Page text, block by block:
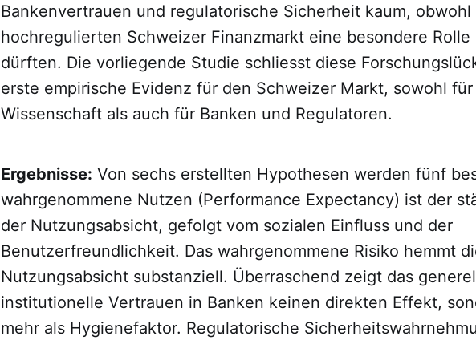
Bankenvertrauen und regulatorische Sicherheit kaum, obwohl
hochregulierten Schweizer Finanzmarkt eine besondere Rolle
dürften. Die vorliegende Studie schliesst diese
erste empirische Evidenz für den Schweizer Markt, sowohl
Wissenschaft als auch für Banken und Regulatoren.
Ergebnisse: Von sechs erstellten Hypothesen werden fünf
wahrgenommene Nutzen (Performance Expectancy) ist der
der Nutzungsabsicht, gefolgt vom sozialen Einfluss und der
Benutzerfreundlichkeit. Das wahrgenommene Risiko hemmt
Nutzungsabsicht substanziell. Überraschend zeigt das
institutionelle Vertrauen in Banken keinen direkten Effekt,
mehr als Hygienefaktor. Regulatorische